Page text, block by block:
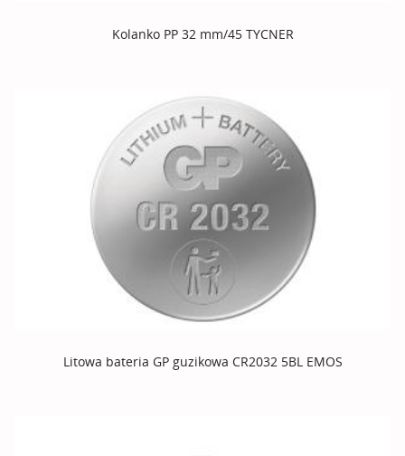
Kolanko PP 32 mm/45 TYCNER
Litowa bateria GP guzikowa CR2032 5BL EMOS